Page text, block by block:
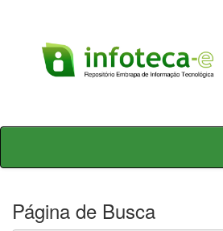
Skip
Página de Busca